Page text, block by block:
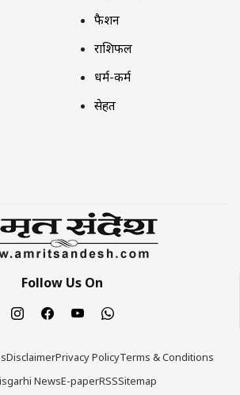
फैशन
राशिफल
धर्म-कर्म
सेहत
Follow Us On
DisclaimerPrivacy PolicyTerms & Conditions
NewsE-paperRSSSitemap